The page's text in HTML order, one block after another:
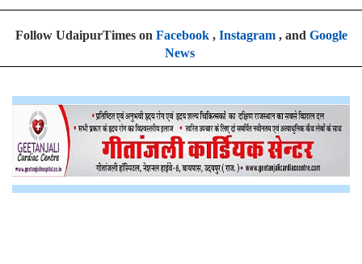
Follow UdaipurTimes on Facebook, Instagram, and Google
News